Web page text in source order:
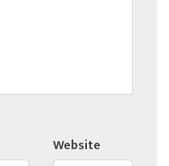
Website